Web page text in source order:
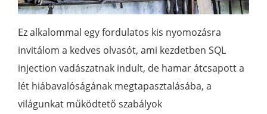
Ez alkalommal egy fordulatos kis nyomozásra
invitálom a kedves olvasót, ami kezdetben SQL
injection vadászatnak indult, de hamar átcsapott a
lét hiábavalóságának megtapasztalásába, a
világunkat működtető szabályok